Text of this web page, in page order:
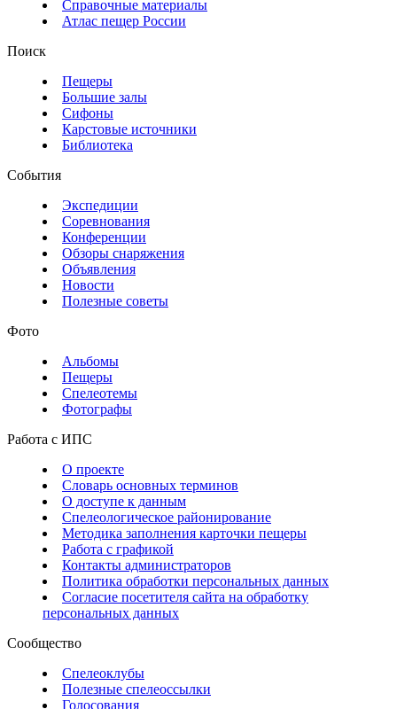
Справочные материалы
Атлас пещер России
Поиск
Пещеры
Большие залы
Сифоны
Карстовые источники
Библиотека
События
Экспедиции
Соревнования
Конференции
Обзоры снаряжения
Объявления
Новости
Полезные советы
Фото
Альбомы
Пещеры
Спелеотемы
Фотографы
Работа с ИПС
О проекте
Словарь основных терминов
О доступе к данным
Спелеологическое районирование
Методика заполнения карточки пещеры
Работа с графикой
Контакты администраторов
Политика обработки персональных данных
Согласие посетителя сайта на обработку
персональных данных
Сообщество
Спелеоклубы
Полезные спелеоссылки
Голосования